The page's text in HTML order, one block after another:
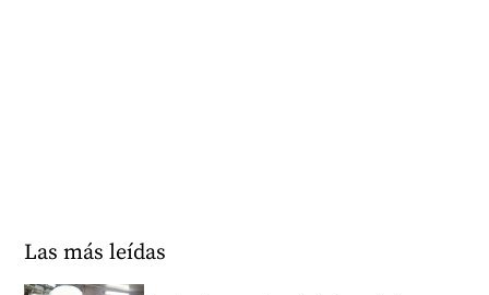
Las más leídas